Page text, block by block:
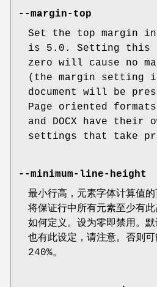
--margin-top
Set the top margin
is 5.0. Setting this
zero will cause no
(the margin setting
document will be
Page oriented formats
and DOCX have their
settings that take
--minimum-line-height
最小行高，元素字体计算
将保证行中所有元素至少有
如何定义。设为零即禁用。
也有此设定，请注意。否则
240%。